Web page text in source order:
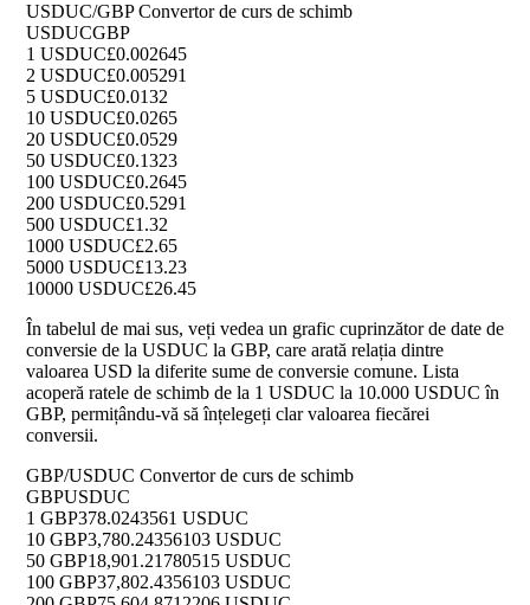
USDUC/GBP Convertor de curs de schimb
USDUCGBP
1 USDUC£0.002645
2 USDUC£0.005291
5 USDUC£0.0132
10 USDUC£0.0265
20 USDUC£0.0529
50 USDUC£0.1323
100 USDUC£0.2645
200 USDUC£0.5291
500 USDUC£1.32
1000 USDUC£2.65
5000 USDUC£13.23
10000 USDUC£26.45
În tabelul de mai sus, veți vedea un grafic cuprinzător de date de
conversie de la USDUC la GBP, care arată relația dintre
valoarea USD la diferite sume de conversie comune. Lista
acoperă ratele de schimb de la 1 USDUC la 10.000 USDUC în
GBP, permițându-vă să înțelegeți clar valoarea fiecărei
conversii.
GBP/USDUC Convertor de curs de schimb
GBPUSDUC
1 GBP378.0243561 USDUC
10 GBP3,780.24356103 USDUC
50 GBP18,901.21780515 USDUC
100 GBP37,802.4356103 USDUC